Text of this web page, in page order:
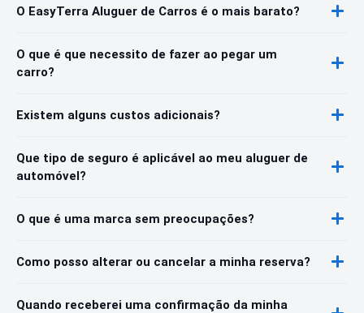
O EasyTerra Aluguer de Carros é o mais barato?
O que é que necessito de fazer ao pegar um
carro?
Existem alguns custos adicionais?
Que tipo de seguro é aplicável ao meu aluguer de
automóvel?
O que é uma marca sem preocupações?
Como posso alterar ou cancelar a minha reserva?
Quando receberei uma confirmação da minha